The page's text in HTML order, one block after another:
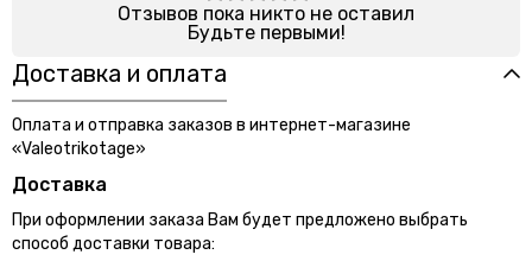
Отзывов пока никто не оставил
Будьте первыми!
Доставка и оплата
Оплата и отправка заказов в интернет-магазине
«Valeotrikotage»
Доставка
При оформлении заказа Вам будет предложено выбрать
способ доставки товара: